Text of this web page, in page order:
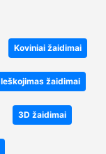
Koviniai žaidimai
Ieškojimas žaidimai
3D žaidimai